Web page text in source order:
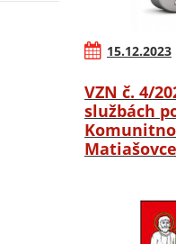
15.12.2023
VZN č. 4/
službách
Matiašovce